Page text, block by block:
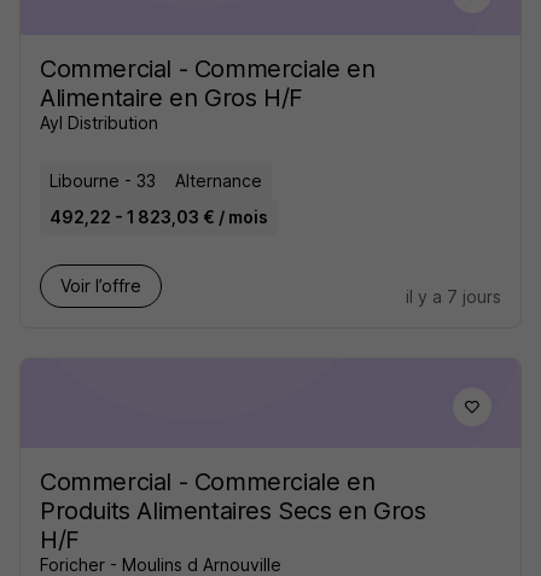
Commercial - Commerciale en
Alimentaire en Gros H/F
Ayl Distribution
Libourne - 33
Alternance
492,22 - 1 823,03 € / mois
Voir l’offre
il y a 7 jours
Commercial - Commerciale en
Produits Alimentaires Secs en Gros
H/F
Foricher - Moulins d Arnouville